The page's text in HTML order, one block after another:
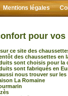
Mentions légales
pour vos
ce site des
des chaussettes en
sont choisis pour la
sont fabriqués en
nous trouver sur
La Romaine